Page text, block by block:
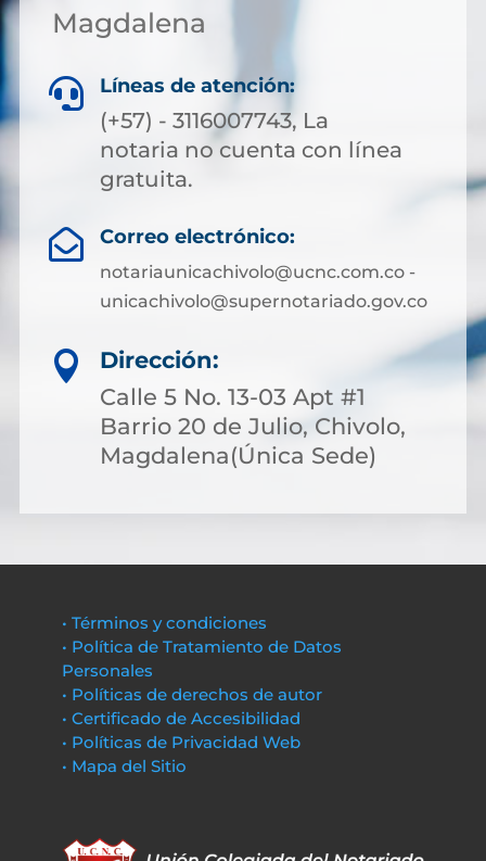
Magdalena
 Líneas de atención:
(+57) - 3116007743, La
notaria no cuenta con línea
gratuita.
 Correo electrónico:
notariaunicachivolo@ucnc.com.co -
unicachivolo@supernotariado.gov.co

Dirección:
Calle 5 No. 13-03 Apt #1
Barrio 20 de Julio, Chivolo,
Magdalena(Única Sede)
• Términos y condiciones
• Política de Tratamiento de Datos
Personales
• Políticas de derechos de autor
• Certificado de Accesibilidad
• Políticas de Privacidad Web
• Mapa del Sitio